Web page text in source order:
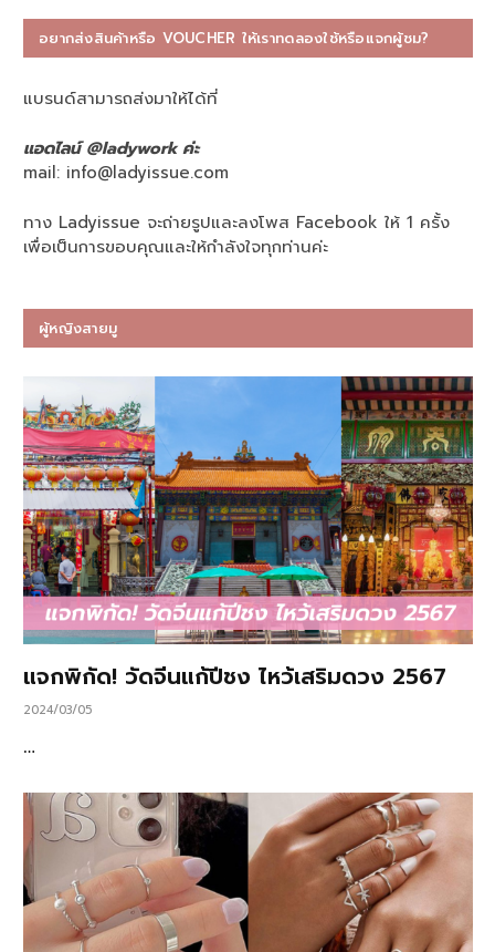
อยากส่งสินค้าหรือ VOUCHER ให้เราทดลองใช้หรือแจกผู้ชม?
แบรนด์สามารถส่งมาให้ได้ที่
แอดไลน์ @ladywork ค่ะ
mail: info@ladyissue.com
ทาง Ladyissue จะถ่ายรูปและลงโพส Facebook ให้ 1 ครั้ง
เพื่อเป็นการขอบคุณและให้กำลังใจทุกท่านค่ะ
ผู้หญิงสายมู
แจกพิกัด! วัดจีนแก้ปีชง ไหว้เสริมดวง 2567
2024/03/05
…